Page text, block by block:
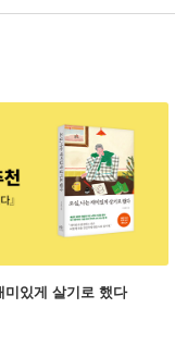
있게 살기로 했다